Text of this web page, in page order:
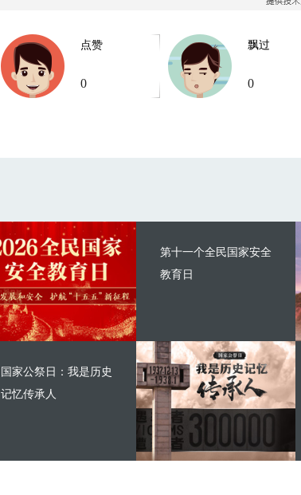
点赞
0
飘过
0
第十一个全民国家安全
教育日
国家公祭日：我是历史
记忆传承人